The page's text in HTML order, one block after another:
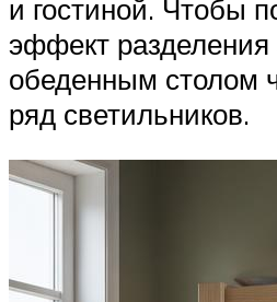
и гостиной. Чтобы
эффект разделения
обеденным столом
ряд светильников.